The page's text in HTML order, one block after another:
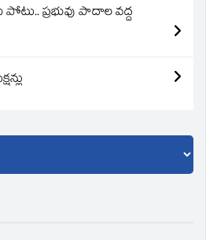
పోటు.. ప్రభువు పాదాల వద్ద